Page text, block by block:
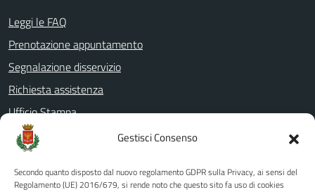
Gestisci Consenso
Secondo quanto disposto dal nuovo regolamento GDPR sulla Privacy, ai sensi del
Regolamento (UE) 2016/679, si rende noto che questo sito fa uso di cookies
Leggi le FAQ
Prenotazione appuntamento
Segnalazione disservizio
Richiesta assistenza
Ufficio Stampa
Amministrazione Trasparente
Albo pretorio
Informativa privacy